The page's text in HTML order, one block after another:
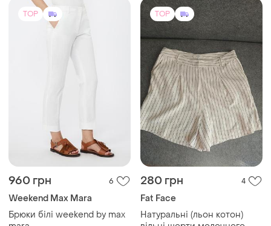
TOP
960 грн 6
Weekend Max Mara
Брюки білі weekend by max
TOP
280 грн 4
Fat Face
Натуральні (льон котон)